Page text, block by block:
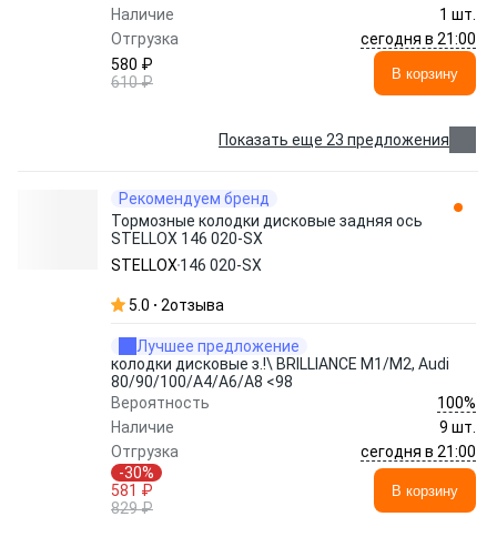
Наличие
1 шт.
Отгрузка
сегодня в 21:00
580 ₽
610 ₽
В корзину
Показать еще 23 предложения
Рекомендуем бренд
Тормозные колодки дисковые задняя ось
STELLOX 146 020-SX
STELLOX 146 020-SX
5.0 2отзыва
Лучшее предложение
колодки дисковые з.!\ BRILLIANCE M1/M2, Audi
80/90/100/A4/A6/A8 <98
Вероятность
100%
Наличие
9 шт.
Отгрузка
сегодня в 21:00
-30%
581 ₽
829 ₽
В корзину